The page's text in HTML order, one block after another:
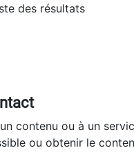
des résultats
contenu ou à un
ou obtenir le